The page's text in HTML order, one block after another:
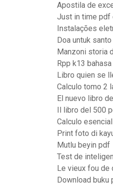
Apostila de
Just in time pdf
Instalações
Doa untuk
Manzoni storia
Rpp k13
Libro quien se
Calculo tomo 2
El nuevo libro
Il libro del 500
Calculo
Print foto di
Mutlu beyin pdf
Test de
Le vieux fou de
Download buku